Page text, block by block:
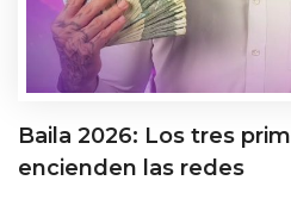
Baila 2026: Los tres
encienden las redes